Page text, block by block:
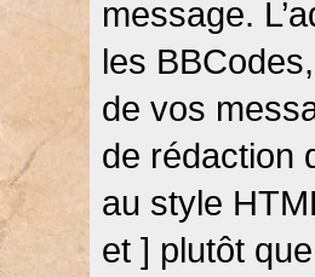
message.
les
de vos
de rédaction
au style
et ] plutôt